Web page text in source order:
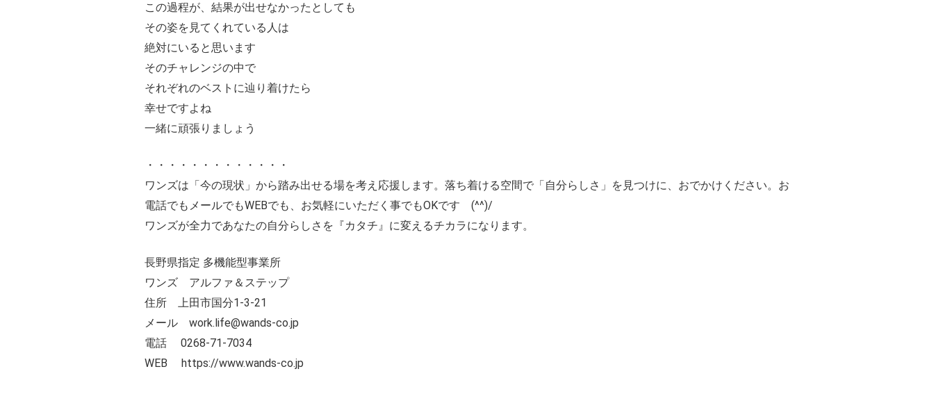
この過程が、結果が出せなかったとしても
その姿を見てくれている人は
絶対にいると思います
そのチャレンジの中で
それぞれのベストに辿り着けたら
幸せですよね
一緒に頑張りましょう
・・・・・・・・・・・・・
ワンズは「今の現状」から踏み出せる場を考え応援します。落ち着ける空間で「自分らしさ」を見つけに、おでかけください。お
電話でもメールでもWEBでも、お気軽にいただく事でもOKです (^^)/
ワンズが全力であなたの自分らしさを『カタチ』に変えるチカラになります。
長野県指定 多機能型事業所
ワンズ アルファ＆ステップ
住所 上田市国分1‐3‐21
メール work.life@wands-co.jp
電話 0268-71-7034
WEB https://www.wands-co.jp